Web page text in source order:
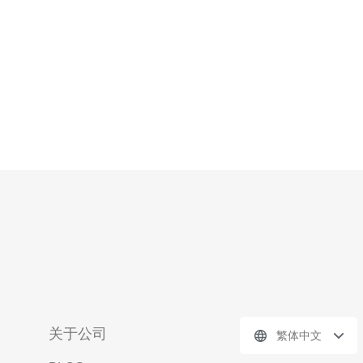
关于公司 繁体中文